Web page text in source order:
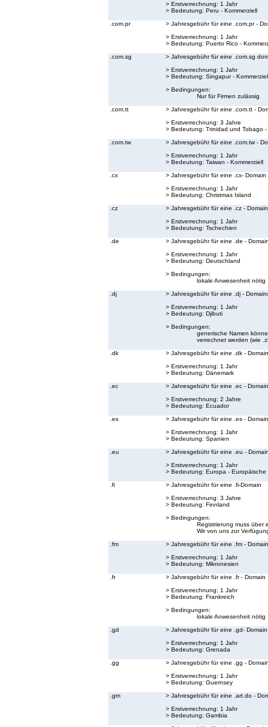
> Erstverrechnung: 1 Jahr
> Bedeutung: Peru - Kommerziell
.com.pr
> Jahresgebühr für eine .com.pr -
> Erstverrechnung: 1 Jahr
> Bedeutung: Puerto Rico -
.com.sg
> Jahresgebühr für eine .com.sg
> Erstverrechnung: 1 Jahr
> Bedeutung: Singapur -
> Bedingungen:
Nur für Firmen zulässig
.com.tt
> Jahresgebühr für eine .com.tt -
> Erstverrechnung: 3 Jahre
> Bedeutung: Trinidad und Tobago -
.com.tw
> Jahresgebühr für eine .com.tw -
> Erstverrechnung: 1 Jahr
> Bedeutung: Taiwan - Kommerziell
.cx
> Jahresgebühr für eine .cx- Domain
> Erstverrechnung: 1 Jahr
> Bedeutung: Christmas Island
.cz
> Jahresgebühr für eine .cz - Domain
> Erstverrechnung: 1 Jahr
> Bedeutung: Tschechien
.de
> Jahresgebühr für eine .de -
> Erstverrechnung: 1 Jahr
> Bedeutung: Deutschland
> Bedingungen:
lokale Anwesenheit nötig
.dj
> Jahresgebühr für eine .dj -
> Erstverrechnung: 1 Jahr
> Bedeutung: Djibuti
> Bedingungen:
generische Namen
verrechnet werden (wie
.dk
> Jahresgebühr für eine .dk - Domain
> Erstverrechnung: 1 Jahr
> Bedeutung: Dänemark
.ec
> Jahresgebühr für eine .ec - Domain
> Erstverrechnung: 2 Jahre
> Bedeutung: Ecuador
.es
> Jahresgebühr für eine .es - Domain
> Erstverrechnung: 1 Jahr
> Bedeutung: Spanien
.eu
> Jahresgebühr für eine .eu -
> Erstverrechnung: 1 Jahr
> Bedeutung: Europa - Europäische
.fi
> Jahresgebühr für eine .fi-Domain
> Erstverrechnung: 3 Jahre
> Bedeutung: Finnland
> Bedingungen:
Registrierung muss über
Wir von uns zur
.fm
> Jahresgebühr für eine .fm - Domain
> Erstverrechnung: 1 Jahr
> Bedeutung: Mikronesien
.fr
> Jahresgebühr für eine .fr - Domain
> Erstverrechnung: 1 Jahr
> Bedeutung: Frankreich
> Bedingungen:
lokale Anwesenheit nötig
.gd
> Jahresgebühr für eine .gd- Domain
> Erstverrechnung: 1 Jahr
> Bedeutung: Grenada
.gg
> Jahresgebühr für eine .gg -
> Erstverrechnung: 1 Jahr
> Bedeutung: Guernsey
.gm
> Jahresgebühr für eine .art.do -
> Erstverrechnung: 1 Jahr
> Bedeutung: Gambia